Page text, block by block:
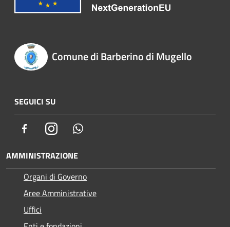
Comune di Barberino di Mugello
SEGUICI SU
FacebookInstagram
AMMINISTRAZIONE
Organi di Governo
Aree Amministrative
Uffici